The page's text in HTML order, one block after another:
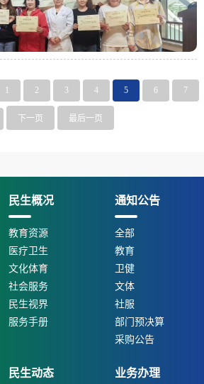
1 2 3 4 5 6 7
下一页 最后一页
民生概况
教育资源
医疗卫生
文化体育
社会服务
民生视界
服务手册
通知公告
全部
教育
卫健
文体
社服
部门预决算
采购公告
民生动态 业务办理